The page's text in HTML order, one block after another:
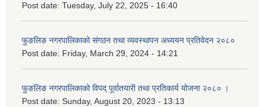
Post date: Tuesday, July 22, 2025 - 16:40
फुङलिङ नगरपालिकाको संगठन तथा व्यवस्थापन अध्ययन प्रतिवेदन २०८०
Post date: Friday, March 29, 2024 - 14:21
फुङलिङ नगरपालिकाको विपद् पूर्वातयारी तथा प्रतिकार्य योजना २०८० ।
Post date: Sunday, August 20, 2023 - 13:13